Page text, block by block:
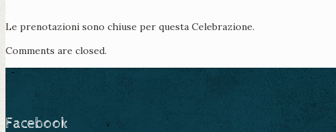
Le prenotazioni sono chiuse per questa Celebrazione.
Comments are closed.
Facebook